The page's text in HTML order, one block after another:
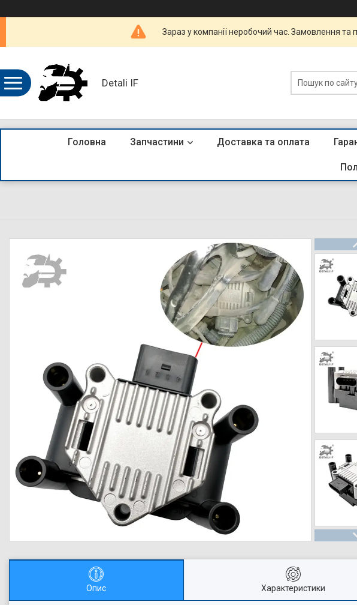
Зараз у компанії неробочий час. Замовлення
Detali IF
Головна Запчастини Доставка та оплата
Опис Характеристики